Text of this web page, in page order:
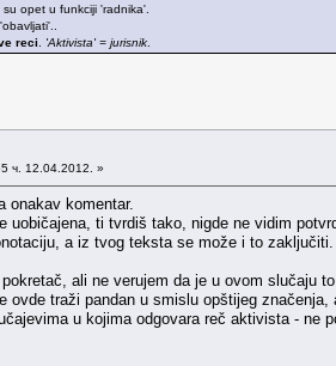
opet u funkciji 'radnika'.
reci 'Aktivista' = jurisnik
ч. 12.04.2012. »
onakav komentar.
uobičajena, ti tvrdiš tako, nigde ne vidim
a iz tvog teksta se može i to zaključiti.
ali ne verujem da je u ovom slučaju
ovde traži pandan u smislu opštijeg
u kojima odgovara reč aktivista - ne